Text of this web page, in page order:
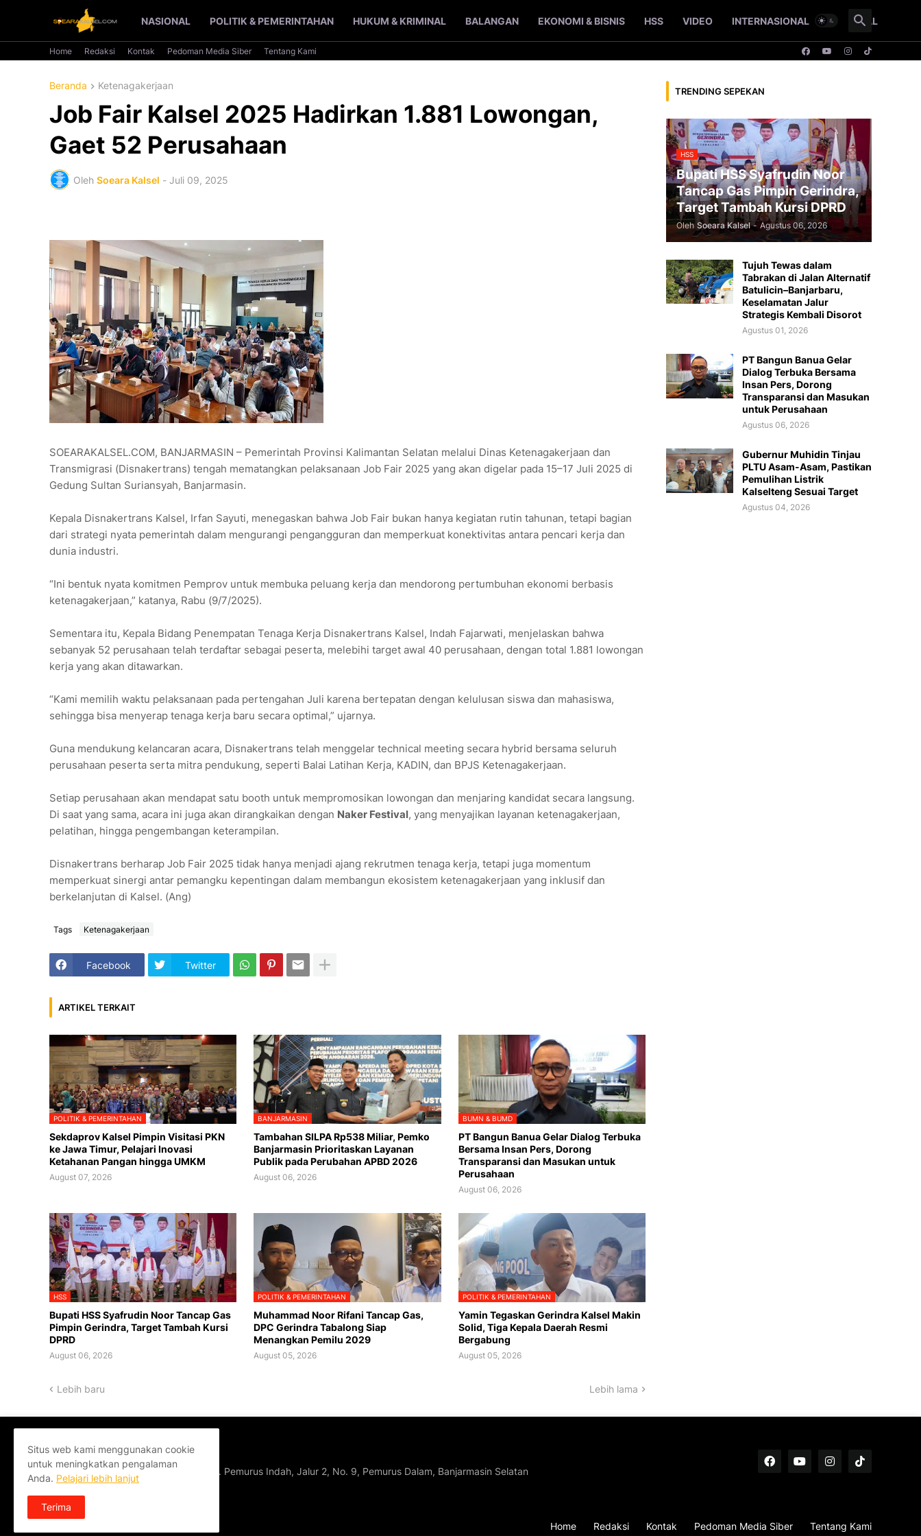
NASIONAL POLITIK & PEMERINTAHAN HUKUM & KRIMINAL BALANGAN EKONOMI & BISNIS HSS VIDEO INTERNASIONAL NASIONAL
Home Redaksi Kontak Pedoman Media Siber Tentang Kami
Beranda Ketenagakerjaan
Job Fair Kalsel 2025 Hadirkan 1.881 Lowongan,
Gaet 52 Perusahaan
Oleh Soeara Kalsel - Juli 09, 2025
SOEARAKALSEL.COM, BANJARMASIN – Pemerintah Provinsi Kalimantan Selatan melalui Dinas Ketenagakerjaan dan
Transmigrasi (Disnakertrans) tengah mematangkan pelaksanaan Job Fair 2025 yang akan digelar pada 15–17 Juli 2025 di
Gedung Sultan Suriansyah, Banjarmasin.
Kepala Disnakertrans Kalsel, Irfan Sayuti, menegaskan bahwa Job Fair bukan hanya kegiatan rutin tahunan, tetapi bagian
dari strategi nyata pemerintah dalam mengurangi pengangguran dan memperkuat konektivitas antara pencari kerja dan
dunia industri.
“Ini bentuk nyata komitmen Pemprov untuk membuka peluang kerja dan mendorong pertumbuhan ekonomi berbasis
ketenagakerjaan,” katanya, Rabu (9/7/2025).
Sementara itu, Kepala Bidang Penempatan Tenaga Kerja Disnakertrans Kalsel, Indah Fajarwati, menjelaskan bahwa
sebanyak 52 perusahaan telah terdaftar sebagai peserta, melebihi target awal 40 perusahaan, dengan total 1.881 lowongan
kerja yang akan ditawarkan.
“Kami memilih waktu pelaksanaan pada pertengahan Juli karena bertepatan dengan kelulusan siswa dan mahasiswa,
sehingga bisa menyerap tenaga kerja baru secara optimal,” ujarnya.
Guna mendukung kelancaran acara, Disnakertrans telah menggelar technical meeting secara hybrid bersama seluruh
perusahaan peserta serta mitra pendukung, seperti Balai Latihan Kerja, KADIN, dan BPJS Ketenagakerjaan.
Setiap perusahaan akan mendapat satu booth untuk mempromosikan lowongan dan menjaring kandidat secara langsung.
Di saat yang sama, acara ini juga akan dirangkaikan dengan Naker Festival, yang menyajikan layanan ketenagakerjaan,
pelatihan, hingga pengembangan keterampilan.
Disnakertrans berharap Job Fair 2025 tidak hanya menjadi ajang rekrutmen tenaga kerja, tetapi juga momentum
memperkuat sinergi antar pemangku kepentingan dalam membangun ekosistem ketenagakerjaan yang inklusif dan
berkelanjutan di Kalsel. (Ang)
Tags Ketenagakerjaan
Facebook Twitter
ARTIKEL TERKAIT
POLITIK & PEMERINTAHAN
Sekdaprov Kalsel Pimpin Visitasi PKN
ke Jawa Timur, Pelajari Inovasi
Ketahanan Pangan hingga UMKM
August 07, 2026
BANJARMASIN
Tambahan SILPA Rp538 Miliar, Pemko
Banjarmasin Prioritaskan Layanan
Publik pada Perubahan APBD 2026
August 06, 2026
BUMN & BUMD
PT Bangun Banua Gelar Dialog Terbuka
Bersama Insan Pers, Dorong
Transparansi dan Masukan untuk
Perusahaan
August 06, 2026
HSS
Bupati HSS Syafrudin Noor Tancap Gas
Pimpin Gerindra, Target Tambah Kursi
DPRD
August 06, 2026
POLITIK & PEMERINTAHAN
Muhammad Noor Rifani Tancap Gas,
DPC Gerindra Tabalong Siap
Menangkan Pemilu 2029
August 05, 2026
POLITIK & PEMERINTAHAN
Yamin Tegaskan Gerindra Kalsel Makin
Solid, Tiga Kepala Daerah Resmi
Bergabung
August 05, 2026
Lebih baru Lebih lama
TRENDING SEPEKAN
HSS
Bupati HSS Syafrudin Noor
Tancap Gas Pimpin Gerindra,
Target Tambah Kursi DPRD
Oleh Soeara Kalsel - Agustus 06, 2026
Tujuh Tewas dalam
Tabrakan di Jalan Alternatif
Batulicin–Banjarbaru,
Keselamatan Jalur
Strategis Kembali Disorot
Agustus 01, 2026
PT Bangun Banua Gelar
Dialog Terbuka Bersama
Insan Pers, Dorong
Transparansi dan Masukan
untuk Perusahaan
Agustus 06, 2026
Gubernur Muhidin Tinjau
PLTU Asam-Asam, Pastikan
Pemulihan Listrik
Kalselteng Sesuai Target
Agustus 04, 2026
OFFICE
Jl Amd XII, Komp. Pemurus Indah, Jalur 2, No. 9, Pemurus Dalam, Banjarmasin Selatan
Home Redaksi Kontak Pedoman Media Siber Tentang Kami
Situs web kami menggunakan cookie
untuk meningkatkan pengalaman
Anda. Pelajari lebih lanjut
Terima